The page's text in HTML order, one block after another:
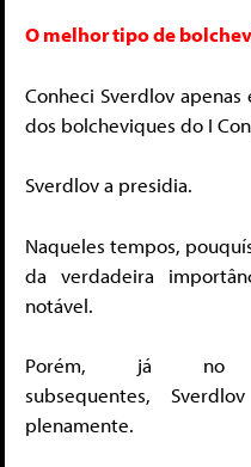
O melhor tipo de
Conheci Sverdlov
dos bolcheviques do I
Sverdlov a presidia.
Naqueles tempos,
da verdadeira
notável.
Porém, já no
subsequentes,
plenamente.